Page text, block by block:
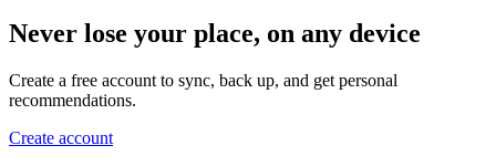
Never lose your place, on any device
Create a free account to sync, back up, and get personal
recommendations.
Create account